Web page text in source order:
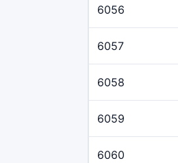
6056
6057
6058
6059
6060